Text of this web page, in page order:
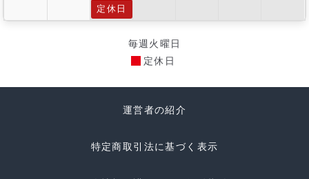
定休日
毎週火曜日
定休日
運営者の紹介
特定商取引法に基づく表示